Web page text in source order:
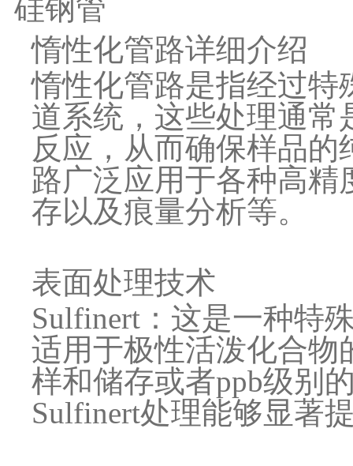
硅钢管
惰性化管路详细介绍
惰性化管路是指经过特
道系统，这些处理通常
反应，从而确保样品
路广泛应用于各种高
存以及痕量分析等。
表面处理技术
Sulfinert：这是一种特
适用于极性活泼化合物
样和储存或者ppb级别
Sulfinert处理能够显著